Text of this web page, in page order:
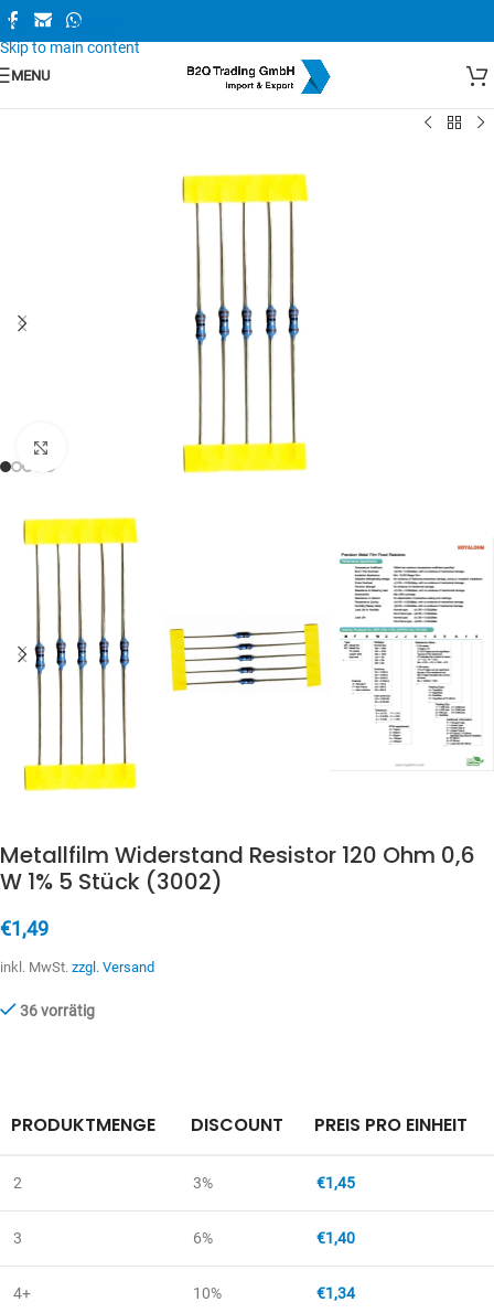
Skip to navigation
Skip to main content
MENU
Zum Vergrößern anklicken
Metallfilm Widerstand Resistor 120 Ohm 0,6
W 1% 5 Stück (3002)
€1,49
inkl. MwSt. zzgl. Versand
36 vorrätig
PRODUKTMENGE DISCOUNT PREIS PRO EINHEIT
2 3% €1,45
3 6% €1,40
4+ 10% €1,34